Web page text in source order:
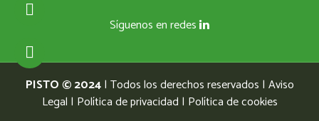
Síguenos en redes
PISTO © 2024| Todos los derechos reservados | Aviso
Legal | Política de privacidad | Política de cookies